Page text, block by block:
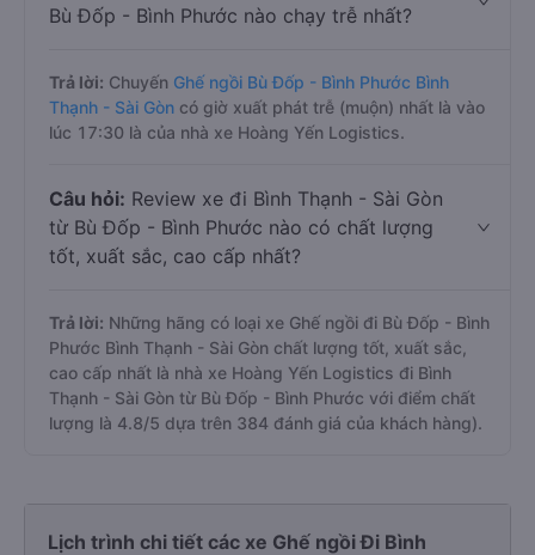
Bù Đốp - Bình Phước nào chạy trễ nhất?
Trả lời: Chuyến Ghế ngồi Bù Đốp - Bình Phước Bình
Thạnh - Sài Gòn có giờ xuất phát trễ (muộn) nhất là vào
lúc 17:30 là của nhà xe Hoàng Yến Logistics.
Câu hỏi: Review xe đi Bình Thạnh - Sài Gòn
từ Bù Đốp - Bình Phước nào có chất lượng
tốt, xuất sắc, cao cấp nhất?
Trả lời: Những hãng có loại xe Ghế ngồi đi Bù Đốp - Bình
Phước Bình Thạnh - Sài Gòn chất lượng tốt, xuất sắc,
cao cấp nhất là nhà xe Hoàng Yến Logistics đi Bình
Thạnh - Sài Gòn từ Bù Đốp - Bình Phước với điểm chất
lượng là 4.8/5 dựa trên 384 đánh giá của khách hàng).
Lịch trình chi tiết các xe Ghế ngồi Đi Bình